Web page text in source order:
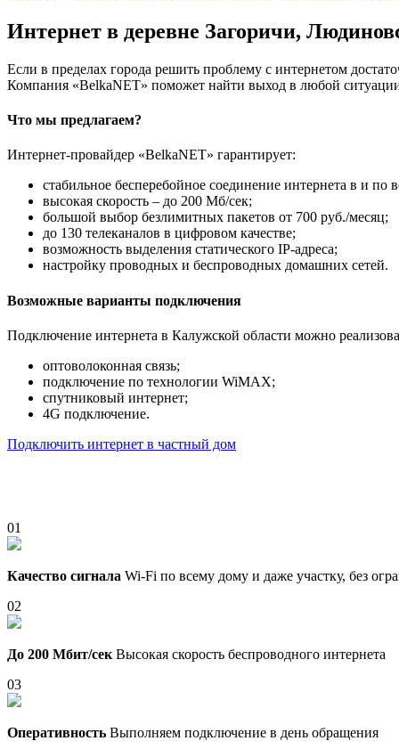
Интернет в деревне Загоричи,
Если в пределах города решить проблему с интернетом
Компания «BelkaNET» поможет найти выход в любой
Что мы предлагаем?
Интернет-провайдер «BelkaNET» гарантирует:
стабильное бесперебойное соединение интернета в и по
высокая скорость – до 200 Мб/сек;
большой выбор безлимитных пакетов от 700 руб./месяц;
до 130 телеканалов в цифровом качестве;
возможность выделения статического IP-адреса;
настройку проводных и беспроводных домашних сетей.
Возможные варианты подключения
Подключение интернета в Калужской области можно
оптоволоконная связь;
подключение по технологии WiMAX;
спутниковый интернет;
4G подключение.
Подключить интернет в частный дом
01
Качество сигнала Wi-Fi по всему дому и даже участку, без
02
До 200 Мбит/сек Высокая скорость беспроводного интернета
03
Оперативность Выполняем подключение в день обращения